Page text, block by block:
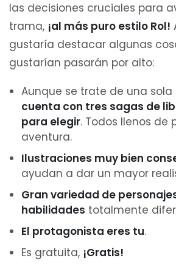
las decisiones cruciales para
trama, ¡al más puro estilo Rol!
gustaría destacar algunas
gustarían pasarán por alto:
Aunque se trate de una
cuenta con tres sagas de
para elegir. Todos llenos de
aventura.
Ilustraciones muy bien
ayudan a dar un mayor
Gran variedad de
habilidades totalmente
El protagonista eres tu.
Es gratuita, ¡Gratis!